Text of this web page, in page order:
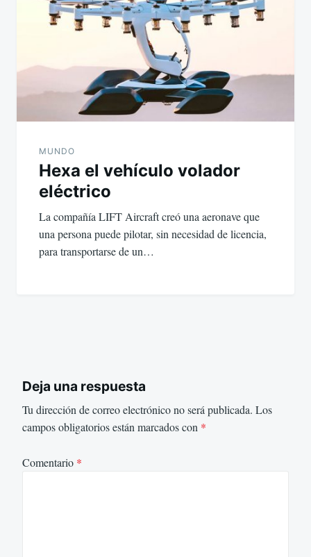
MUNDO
Hexa el vehículo volador
eléctrico
La compañía LIFT Aircraft creó una aeronave que
una persona puede pilotar, sin necesidad de licencia,
para transportarse de un…
Deja una respuesta
Tu dirección de correo electrónico no será publicada. Los
campos obligatorios están marcados con *
Comentario *